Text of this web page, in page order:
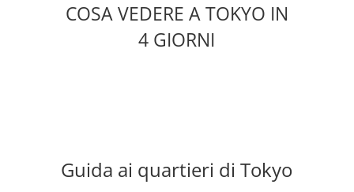
COSA VEDERE A TOKYO IN
4 GIORNI
Guida ai quartieri di Tokyo